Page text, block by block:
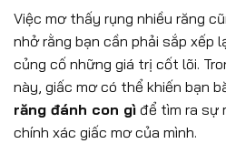
Việc mơ thấy rụng nhiều răng
nhở rằng bạn cần phải sắp xếp
củng cố những giá trị cốt lõi.
này, giấc mơ có thể khiến bạn
răng đánh con gì để tìm ra sự
chính xác giấc mơ của mình.